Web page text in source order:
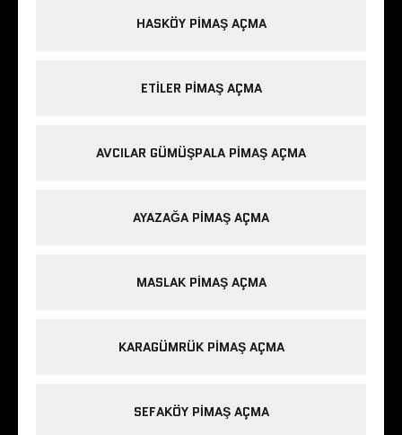
HASKÖY PIMAŞ AÇMA
ETILER PIMAŞ AÇMA
AVCILAR GÜMÜŞPALA PIMAŞ AÇMA
AYAZAĞA PIMAŞ AÇMA
MASLAK PIMAŞ AÇMA
KARAGÜMRÜK PIMAŞ AÇMA
SEFAKÖY PIMAŞ AÇMA